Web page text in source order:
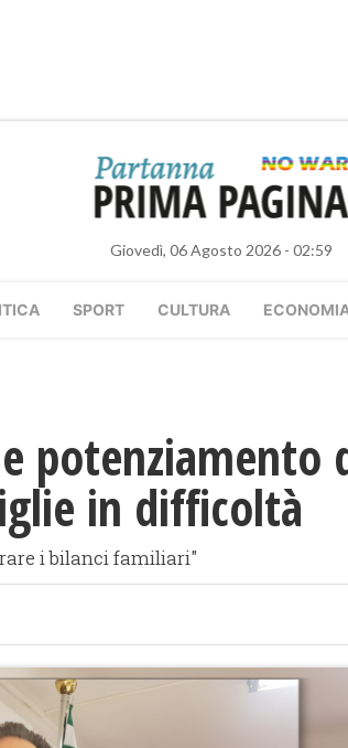
Giovedì, 06 Agosto 2026 - 02:59
SPORT CULTURA
potenziamento
in difficoltà
i bilanci familiari"